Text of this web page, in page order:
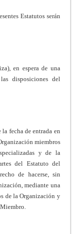
Estatutos serán
en espera de una
disposiciones del
fecha de entrada en
miembros
y de la
del Estatuto del
de hacerse, sin
mediante una
de la Organización y